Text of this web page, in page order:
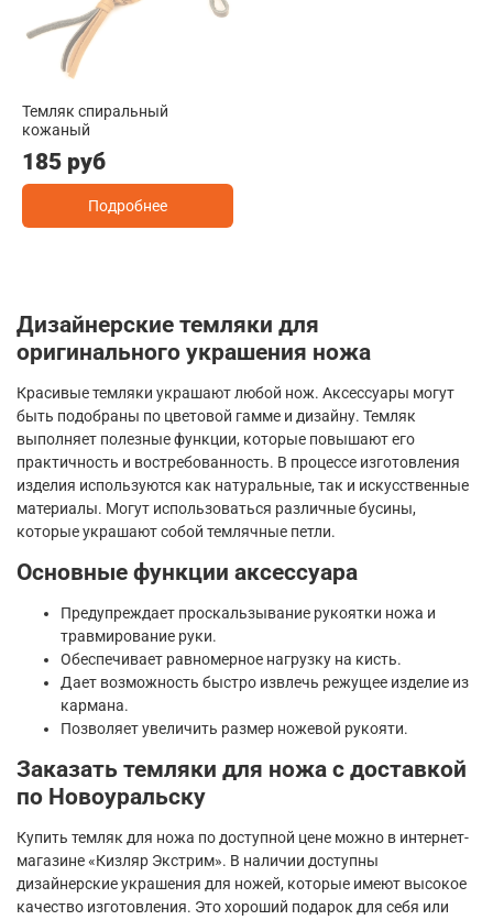
Темляк спиральный
кожаный
185 руб
Подробнее
Дизайнерские темляки для
оригинального украшения ножа
Красивые темляки украшают любой нож. Аксессуары могут
быть подобраны по цветовой гамме и дизайну. Темляк
выполняет полезные функции, которые повышают его
практичность и востребованность. В процессе изготовления
изделия используются как натуральные, так и искусственные
материалы. Могут использоваться различные бусины,
которые украшают собой темлячные петли.
Основные функции аксессуара
Предупреждает проскальзывание рукоятки ножа и
травмирование руки.
Обеспечивает равномерное нагрузку на кисть.
Дает возможность быстро извлечь режущее изделие из
кармана.
Позволяет увеличить размер ножевой рукояти.
Заказать темляки для ножа с доставкой
по Новоуральску
Купить темляк для ножа по доступной цене можно в интернет-
магазине «Кизляр Экстрим». В наличии доступны
дизайнерские украшения для ножей, которые имеют высокое
качество изготовления. Это хороший подарок для себя или